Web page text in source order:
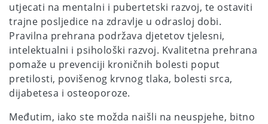
utjecati na mentalni i pubertetski razvoj, te ostaviti
trajne posljedice na zdravlje u odrasloj dobi.
Pravilna prehrana podržava djetetov tjelesni,
intelektualni i psihološki razvoj. Kvalitetna prehrana
pomaže u prevenciji kroničnih bolesti poput
pretilosti, povišenog krvnog tlaka, bolesti srca,
dijabetesa i osteoporoze.
Međutim, iako ste možda naišli na neuspjehe, bitno